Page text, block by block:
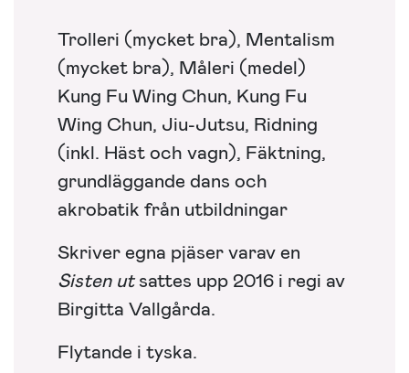
Trolleri (mycket bra), Mentalism
(mycket bra), Måleri (medel)
Kung Fu Wing Chun, Kung Fu
Wing Chun, Jiu-Jutsu, Ridning
(inkl. Häst och vagn), Fäktning,
grundläggande dans och
akrobatik från utbildningar
Skriver egna pjäser varav en
Sisten utsattes upp 2016 i regi av
Birgitta Vallgårda.
Flytande i tyska.